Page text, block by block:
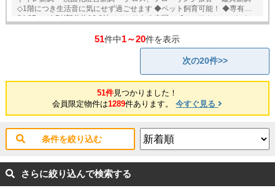
◇1階につき生活音に気にせず過ごせます ◆ペット飼育可能！ ◆専有面積
84.37㎡ LDK部分約16.6帖でゆとりある空間♪ ◇3wayアクセスのため、
を、業務に精通したスタッフが丁寧に対応致します。お店に来られなく
てもご希望の場所でお待ち合わせや、ご自宅への送迎も可能です♪
51件中1～20件を表示
次の20件>>
51件見つかりました！
会員限定物件は1289件あります。今すぐ見る
条件を絞り込む
さらに絞り込んで検索する